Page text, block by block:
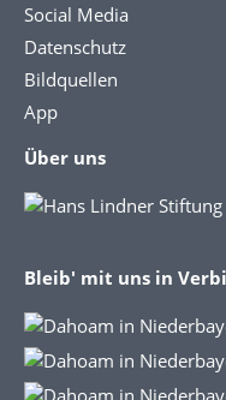
Social Media
Datenschutz
Bildquellen
App
Über uns
Bleib' mit uns in